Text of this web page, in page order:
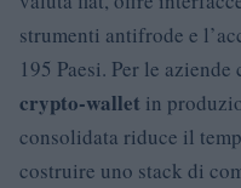
strumenti antifrode e
195 Paesi. Per le
crypto‑wallet in
consolidata riduce il
costruire uno stack di